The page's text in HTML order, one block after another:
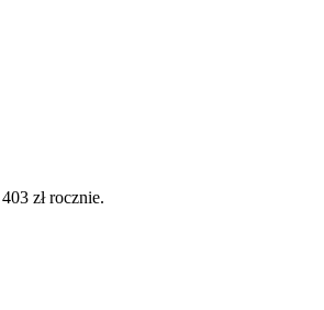
zł rocznie.